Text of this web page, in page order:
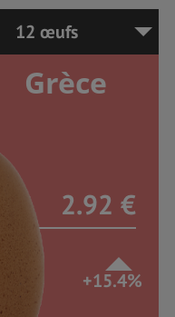
12 œufs
Grèce
2.92 €
+15.4%